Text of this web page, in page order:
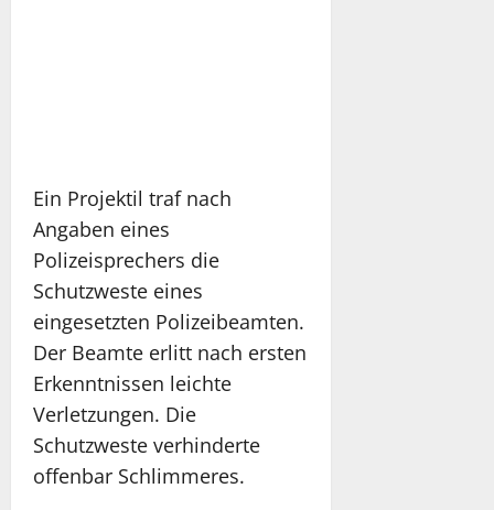
Ein Projektil traf nach
Angaben eines
Polizeisprechers die
Schutzweste eines
eingesetzten Polizeibeamten.
Der Beamte erlitt nach ersten
Erkenntnissen leichte
Verletzungen. Die
Schutzweste verhinderte
offenbar Schlimmeres.